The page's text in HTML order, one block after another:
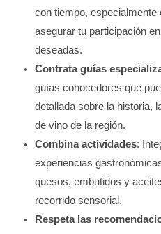
con tiempo,
asegurar tu participación
deseadas.
Contrata guías
guías conocedores que
detallada sobre la historia,
de vino de la región.
Combina actividades:
experiencias
quesos, embutidos y
recorrido sensorial.
Respeta las